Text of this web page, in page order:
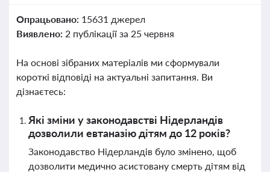
Опрацьовано: 15631 джерел
Виявлено: 2 публікації за 25 червня
На основі зібраних матеріалів ми сформували
короткі відповіді на актуальні запитання. Ви
дізнаєтесь:
Які зміни у законодавстві Нідерландів
дозволили евтаназію дітям до 12 років?
Законодавство Нідерландів було змінено, щоб
дозволити медично асистовану смерть дітям від